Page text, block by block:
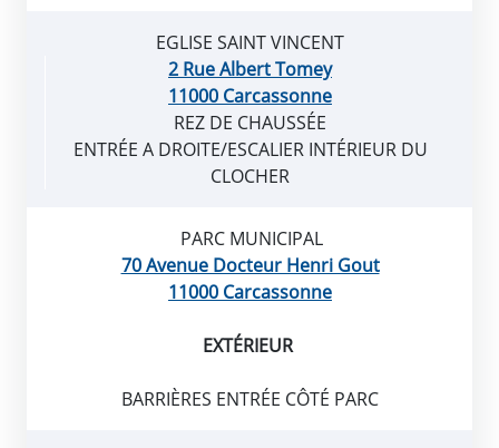
EGLISE SAINT VINCENT
2 Rue Albert Tomey
11000 Carcassonne
REZ DE CHAUSSÉE
ENTRÉE A DROITE/ESCALIER INTÉRIEUR DU
CLOCHER
PARC MUNICIPAL
70 Avenue Docteur Henri Gout
11000 Carcassonne
EXTÉRIEUR
BARRIÈRES ENTRÉE CÔTÉ PARC